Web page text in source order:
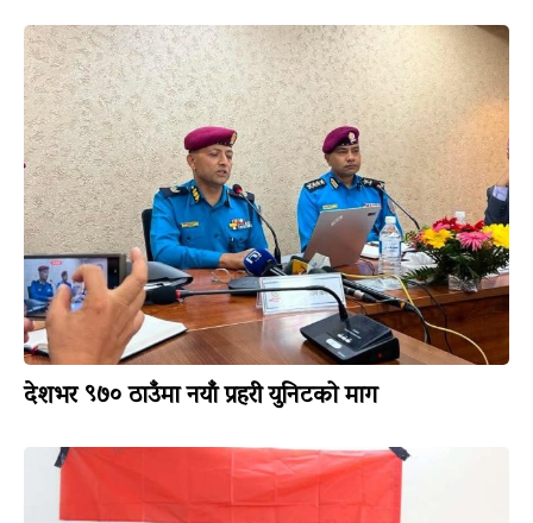
देशभर ९७० ठाउँमा नयाँ प्रहरी युनिटको माग